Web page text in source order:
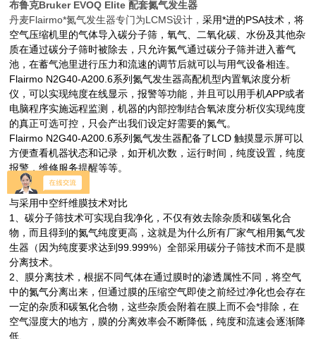
布鲁克Bruker EVOQ Elite 配套氮气发生器
丹麦Flairmo*氮气发生器专门为LCMS设计，采用*进的PSA技术，将
空气压缩机里的气体导入碳分子筛，氧气、二氧化碳、水份及其他杂
质在通过碳分子筛时被除去，只允许氮气通过碳分子筛并进入蓄气
池，在蓄气池里进行压力和流速的调节后就可以与用气设备相连。
Flairmo N2G40-A200.6系列氮气发生器高配机型内置氧浓度分析
仪，可以实现纯度在线显示，报警等功能，并且可以用手机APP或者
电脑程序实施远程监测，机器的内部控制结合氧浓度分析仪实现纯度
的真正可选可控，只会产出我们设定好需要的氮气。
Flairmo N2G40-A200.6系列氮气发生器配备了LCD触摸显示屏可以
方便查看机器状态和记录，如开机次数，运行时间，纯度设置，纯度
报警，维修服务提醒等等。
与采用中空纤维膜技术对比
1、碳分子筛技术可实现自我净化，不仅有效去除杂质和碳氢化合
物，而且得到的氮气纯度更高，这就是为什么所有厂家气相用氮气发
生器（因为纯度要求达到99.999%）全部采用碳分子筛技术而不是膜
分离技术。
2、膜分离技术，根据不同气体在通过膜时的渗透属性不同，将空气
中的氮气分离出来，但通过膜的压缩空气即使之前经过净化也会存在
一定的杂质和碳氢化合物，这些杂质会附着在膜上而不会*排除，在
空气湿度大的地方，膜的分离效率会不断降低，纯度和流速会逐渐降
低.